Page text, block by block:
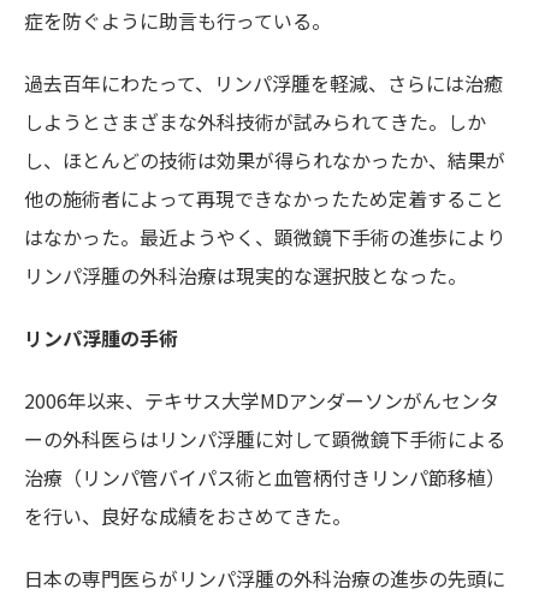
症を防ぐように助言も行っている。
過去百年にわたって、リンパ浮腫を軽減、さらには治癒
しようとさまざまな外科技術が試みられてきた。しか
し、ほとんどの技術は効果が得られなかったか、結果が
他の施術者によって再現できなかったため定着すること
はなかった。最近ようやく、顕微鏡下手術の進歩により
リンパ浮腫の外科治療は現実的な選択肢となった。
リンパ浮腫の手術
2006年以来、テキサス大学MDアンダーソンがんセンタ
ーの外科医らはリンパ浮腫に対して顕微鏡下手術による
治療（リンパ管バイパス術と血管柄付きリンパ節移植）
を行い、良好な成績をおさめてきた。
日本の専門医らがリンパ浮腫の外科治療の進歩の先頭に